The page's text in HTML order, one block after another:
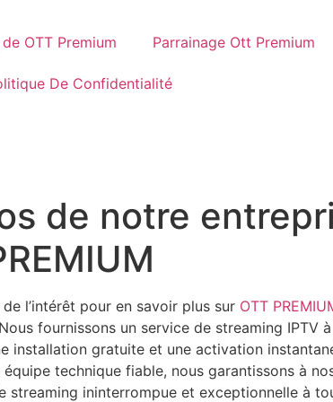
OTT Premium Parrainage Ott Premium
De Confidentialité
de notre
l’intérêt pour en savoir plus sur OTT
fournissons un service de streaming IPTV à
installation gratuite et une activation
équipe technique fiable, nous garantissons à
streaming ininterrompue et exceptionnelle à